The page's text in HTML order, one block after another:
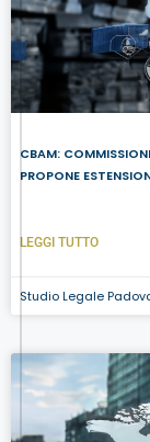
CBAM:
PROPONE
LEGGI TUTTO
Studio Legale